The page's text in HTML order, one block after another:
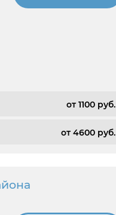
от 1100 pуб.
от 4600 pуб.